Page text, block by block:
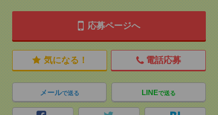
応募ページへ
気になる！ 電話応募
メールで送る LINEで送る